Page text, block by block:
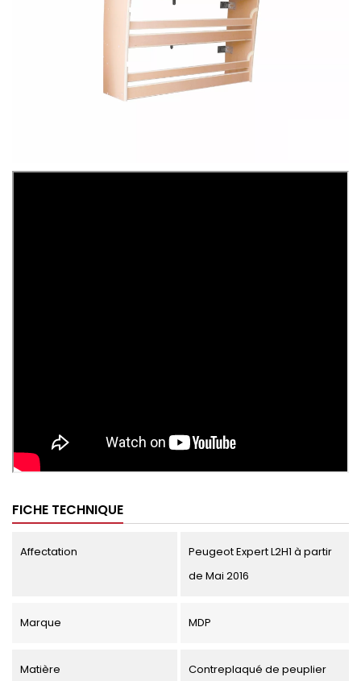
FICHE TECHNIQUE
Affectation
Peugeot Expert L2H1 à partir
de Mai 2016
Marque MDP
Matière Contreplaqué de peuplier